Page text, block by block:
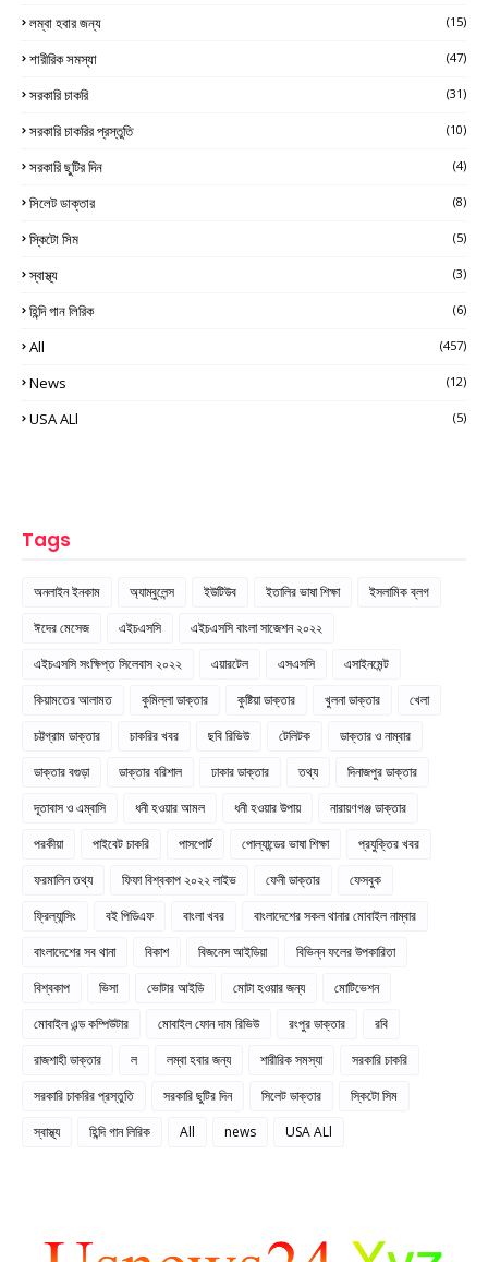
লম্বা হবার জন্য (15)
শারীরিক সমস্যা (47)
সরকারি চাকরি (31)
সরকারি চাকরির প্রস্তুতি (10)
সরকারি ছুটির দিন (4)
সিলেট ডাক্তার (8)
স্কিটো সিম (5)
স্বাস্থ্য (3)
হিন্দি গান লিরিক (6)
All (457)
News (12)
USA ALl (5)
Tags
অনলাইন ইনকাম অ্যাম্বুলেন্স ইউটিউব ইতালির ভাষা শিক্ষা
ইসলামিক ব্লগ
ঈদের মেসেজ
এইচএসসি
এইচএসসি বাংলা সাজেশন ২০২২
এইচএসসি সংক্ষিপ্ত সিলেবাস ২০২২
এয়ারটেল এসএসসি
এসাইনমেন্ট
কিয়ামতের আলামত
কুমিল্লা ডাক্তার কুষ্টিয়া ডাক্তার খুলনা ডাক্তার
খেলা
চট্টগ্রাম ডাক্তার
চাকরির খবর ছবি রিভিউ টেলিটক
ডাক্তার ও নাম্বার
ডাক্তার বগুড়া
ডাক্তার বরিশাল ঢাকার ডাক্তার তথ্য
দিনাজপুর ডাক্তার
দূতাবাস ও এম্বাসি
ধনী হওয়ার আমল ধনী হওয়ার উপায়
নারায়ণগঞ্জ ডাক্তার
পরকীয়া
পাইবেট চাকরি পাসপোর্ট পোল্যান্ডের ভাষা শিক্ষা
প্রযুক্তির খবর
ফরমালিন তথ্য
ফিফা বিশ্বকাপ ২০২২ লাইভ ফেনী ডাক্তার
ফেসবুক
ফ্রিল্যান্সিং
বই পিডিএফ বাংলা খবর
বাংলাদেশের সকল থানার মোবাইল নাম্বার
বাংলাদেশের সব থানা
বিকাশ বিজনেস আইডিয়া
বিভিন্ন ফলের উপকারিতা
বিশ্বকাপ
ভিসা ভোটার আইডি মোটা হওয়ার জন্য
মোটিভেশন
মোবাইল এন্ড কম্পিউটার
মোবাইল ফোন দাম রিভিউ রংপুর ডাক্তার
রবি
রাজশাহী ডাক্তার
ল লম্বা হবার জন্য শারীরিক সমস্যা
সরকারি চাকরি
সরকারি চাকরির প্রস্তুতি
সরকারি ছুটির দিন সিলেট ডাক্তার
স্কিটো সিম
স্বাস্থ্য
হিন্দি গান লিরিক All news USA ALl